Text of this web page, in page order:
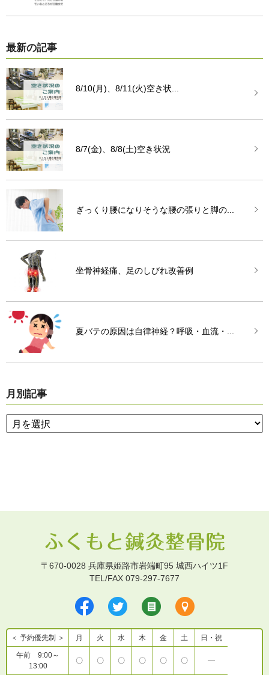
最新の記事
8/10(月)、8/11(火)空き状...
8/7(金)、8/8(土)空き状況
ぎっくり腰になりそうな腰の張りと脚の...
坐骨神経痛、足のしびれ改善例
夏バテの原因は自律神経？呼吸・血流・...
月別記事
〒670-0028 兵庫県姫路市岩端町95 城西ハイツ1F
TEL/FAX 079-297-7677
＜ 予約優先制 ＞ 月 火 水 木 金 土 日・祝
午前 9:00～
13:00
〇 〇 〇 〇 〇 〇 ―